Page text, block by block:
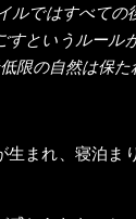
ルではすべて
というルール
限の自然は保た
まれ、寝泊ま